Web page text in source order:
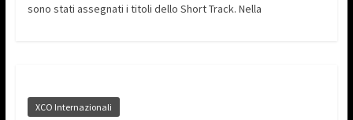
sono stati assegnati i titoli dello Short Track. Nella
XCO Internazionali